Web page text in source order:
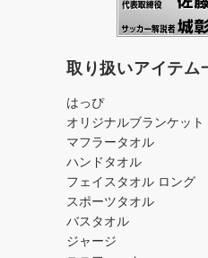
取り扱いアイテム
はっぴ
オリジナルブランケット
マフラータオル
ハンドタオル
フェイスタオル ロング
スポーツタオル
バスタオル
ジャージ